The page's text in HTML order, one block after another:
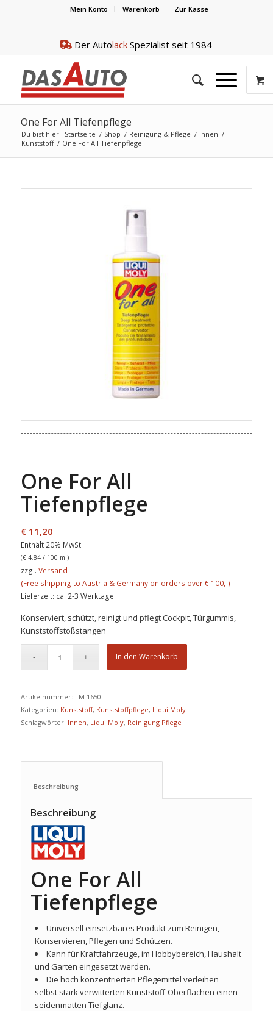
Mein Konto Warenkorb Zur Kasse
Der Autolack Spezialist seit 1984
One For All Tiefenpflege
Du bist hier: Startseite / Shop / Reinigung & Pflege / Innen /
Kunststoff / One For All Tiefenpflege
One For All
Tiefenpflege
€11,20
Enthält 20% MwSt.
(€4,84/ 100 ml)
zzgl. Versand
Lieferzeit: ca. 2-3 Werktage
Konserviert, schützt, reinigt und pflegt Cockpit, Türgummis,
Kunststoffstoßstangen
In den Warenkorb
Artikelnummer: LM 1650
Kategorien: Kunststoff, Kunststoffpflege, Liqui Moly
Schlagwörter: Innen, Liqui Moly, Reinigung Pflege
Beschreibung
One For All
Tiefenpflege
Universell einsetzbares Produkt zum Reinigen,
Konservieren, Pflegen und Schützen.
Kann für Kraftfahrzeuge, im Hobbybereich, Haushalt
und Garten eingesetzt werden.
Die hoch konzentrierten Pflegemittel verleihen
selbst stark verwitterten Kunststoff-Oberflächen einen
seidenmatten Tiefglanz.